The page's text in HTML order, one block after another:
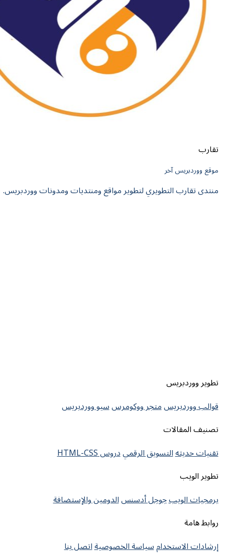
آخر
التطويري لتطوير مواقع ومنتديات ومدونات ووردبريس.
متجر ووكومرسسيو ووردبريس
التسويق الرقميدروس HTML-CSS
جوجل أدسنسالدومين والإستضافة
سياسة الخصوصيةاتصل بنا